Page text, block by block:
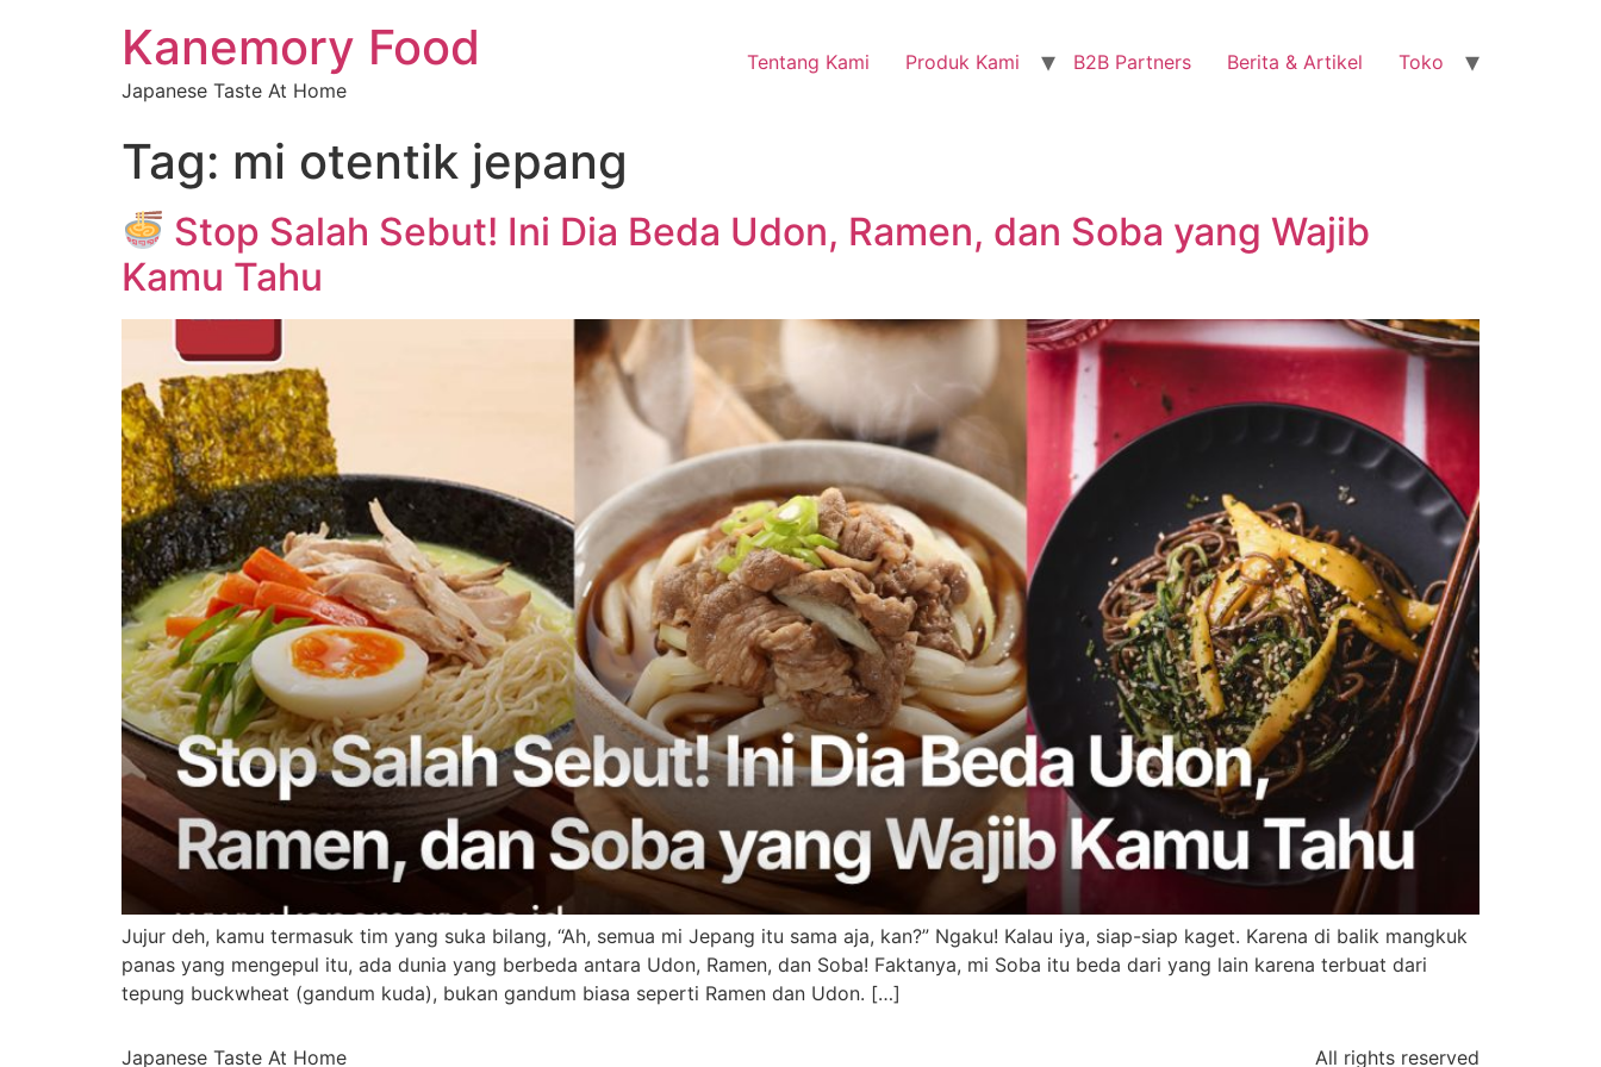
Kanemory Food
Japanese Taste At Home
Tentang Kami Produk Kami B2B Partners Berita & Artikel Toko
Tag: mi otentik jepang
Stop Salah Sebut! Ini Dia Beda Udon, Ramen, dan Soba yang Wajib
Kamu Tahu
Jujur deh, kamu termasuk tim yang suka bilang, “Ah, semua mi Jepang itu sama aja, kan?” Ngaku! Kalau iya, siap-siap kaget. Karena di balik mangkuk
panas yang mengepul itu, ada dunia yang berbeda antara Udon, Ramen, dan Soba! Faktanya, mi Soba itu beda dari yang lain karena terbuat dari
tepung buckwheat (gandum kuda), bukan gandum biasa seperti Ramen dan Udon. […]
Japanese Taste At Home All rights reserved